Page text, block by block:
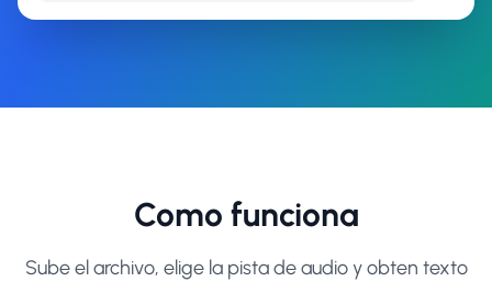
Como funciona
Sube el archivo, elige la pista de audio y obten texto